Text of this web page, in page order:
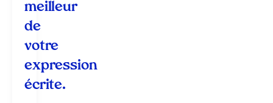
meilleur
de
votre
expression
écrite.